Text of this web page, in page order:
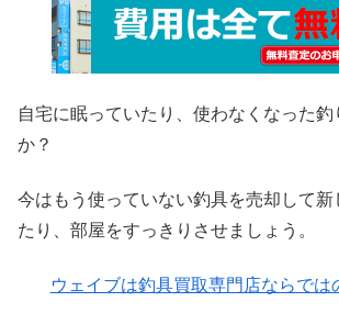
自宅に眠っていたり、使わなくなった
か？
今はもう使っていない釣具を売却して新
たり、部屋をすっきりさせましょう。
ウェイブは釣具買取専門店ならでは